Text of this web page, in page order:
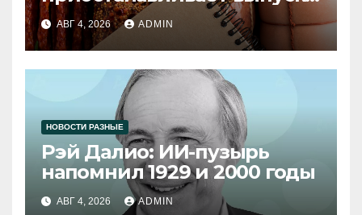
продукции
АВГ 4, 2026 ADMIN
НОВОСТИ РАЗНЫЕ
Рэй Далио: ИИ-пузырь
напомнил 1929 и 2000 годы
АВГ 4, 2026 ADMIN